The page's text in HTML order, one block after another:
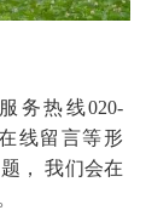
热线020-
线留言等形
， 我们会在